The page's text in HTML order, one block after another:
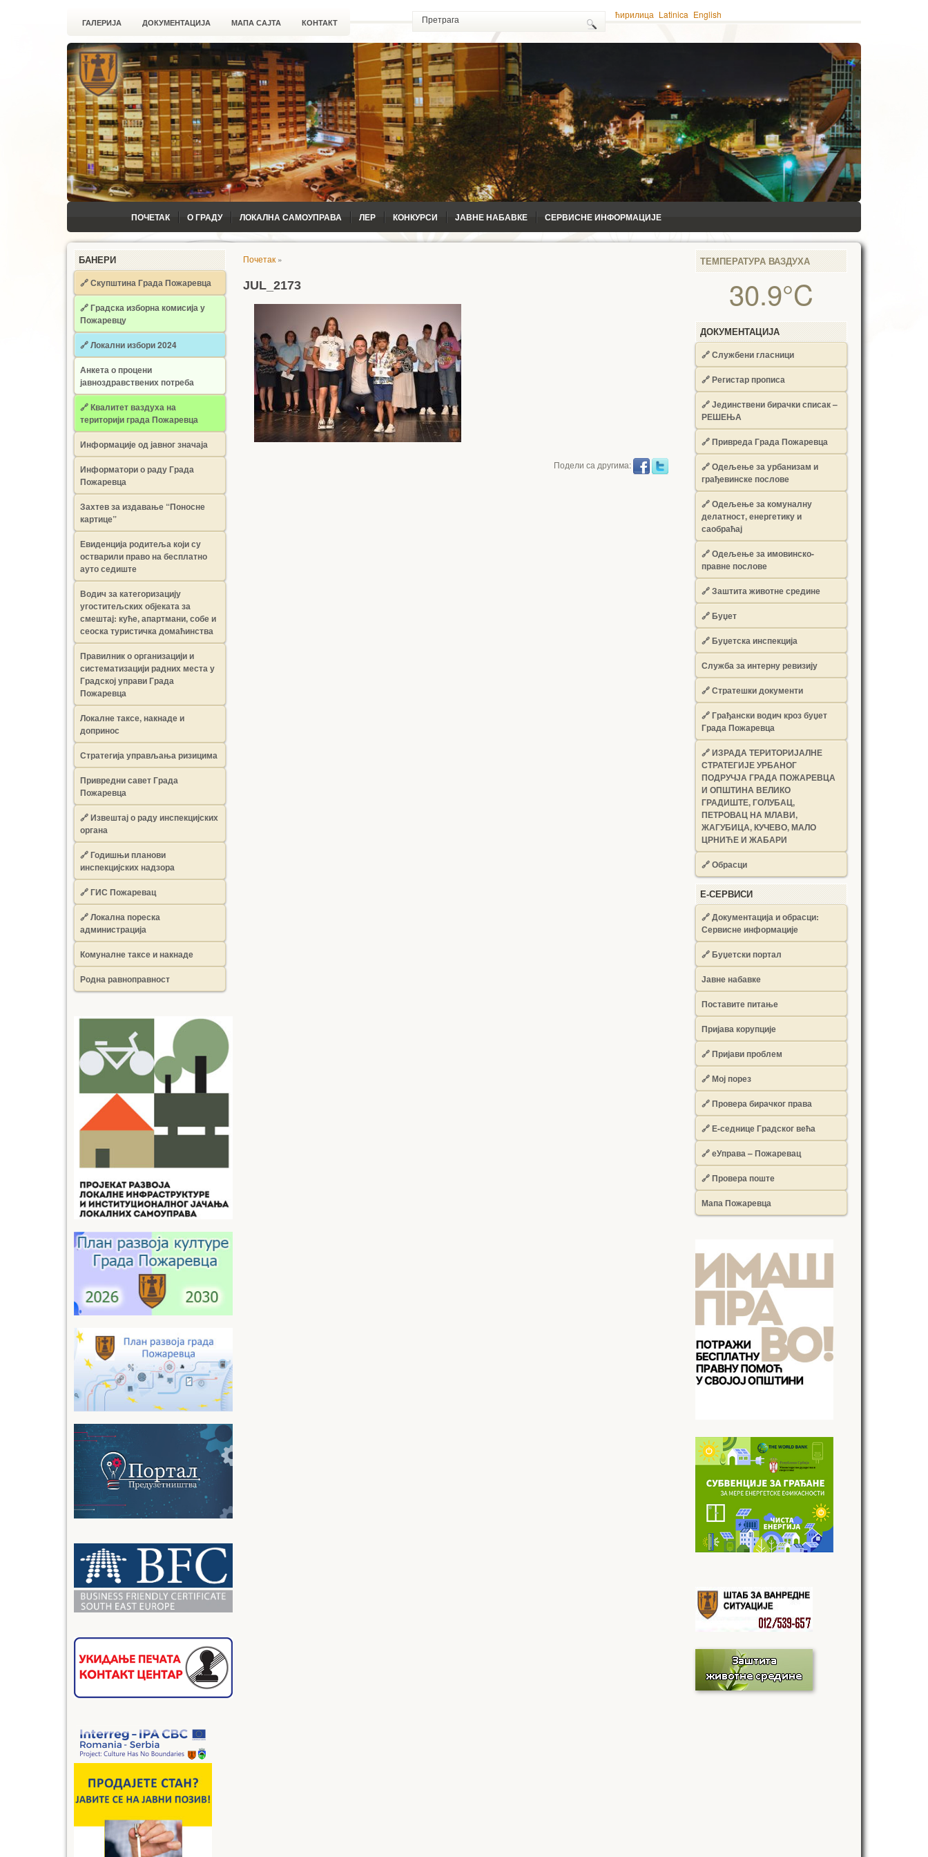
ГАЛЕРИЈА ДОКУМЕНТАЦИЈА МАПА САЈТА КОНТАКТ
ћирилица Latinica English
ПОЧЕТАК О ГРАДУ ЛОКАЛНА САМОУПРАВА ЛЕР КОНКУРСИ ЈАВНЕ НАБАВКЕ СЕРВИСНЕ ИНФОРМАЦИЈЕ
БАНЕРИ
🔗 Скупштина Града Пожаревца
🔗Градска изборна комисија у
Пожаревцу
🔗 Локални избори 2024
Анкета о процени
јавноздравствених потреба
🔗 Квалитет ваздуха на
територији града Пожаревца
Информације од јавног значаја
Информатори о раду Града
Пожаревца
Захтев за издавање “Поносне
картице”
Евиденција родитеља који су
остварили право на бесплатно
ауто седиште
Водич за категоризацију
угоститељских објеката за
смештај: куће, апартмани, собе и
сеоска туристичка домаћинства
Правилник о организацији и
систематизацији радних места у
Градској управи Града
Пожаревца
Локалне таксе, накнаде и
допринос
Стратегија управљања ризицима
Привредни савет Града
Пожаревца
🔗Извештај о раду инспекцијских
органа
🔗Годишњи планови
инспекцијских надзора
🔗 ГИС Пожаревац
🔗 Локална пореска
администрација
Комуналне таксе и накнаде
Родна равноправност
Почетак »
JUL_2173
Подели са другима:
ТЕМПЕРАТУРА ВАЗДУХА
30.9°C
ДОКУМЕНТАЦИЈА
🔗Службени гласници
🔗Регистар прописа
🔗Јединствени бирачки списак –
РЕШЕЊА
🔗Привреда Града Пожаревца
🔗Одељење за урбанизам и
грађевинске послове
🔗Одељење за комуналну
делатност, енергетику и
саобраћај
🔗Одељење за имовинско-
правне послове
🔗Заштита животне средине
🔗Буџет
🔗Буџетска инспекција
Служба за интерну ревизију
🔗Стратешки документи
🔗Грађански водич кроз буџет
Града Пожаревца
🔗ИЗРАДА ТЕРИТОРИЈАЛНЕ
СТРАТЕГИЈЕ УРБАНОГ
ПОДРУЧЈА ГРАДА ПОЖАРЕВЦА
И ОПШТИНА ВЕЛИКО
ГРАДИШТЕ, ГОЛУБАЦ,
ПЕТРОВАЦ НА МЛАВИ,
ЖАГУБИЦА, КУЧЕВО, МАЛО
ЦРНИЋЕ И ЖАБАРИ
🔗Обрасци
Е-СЕРВИСИ
🔗 Документација и обрасци:
Сервисне информације
🔗 Буџетски портал
Јавне набавке
Поставите питање
Пријава корупције
🔗 Пријави проблем
🔗 Мој порез
🔗 Провера бирачког права
🔗 Е-седнице Градског већа
🔗 еУправа – Пожаревац
🔗 Провера поште
Мапа Пожаревца